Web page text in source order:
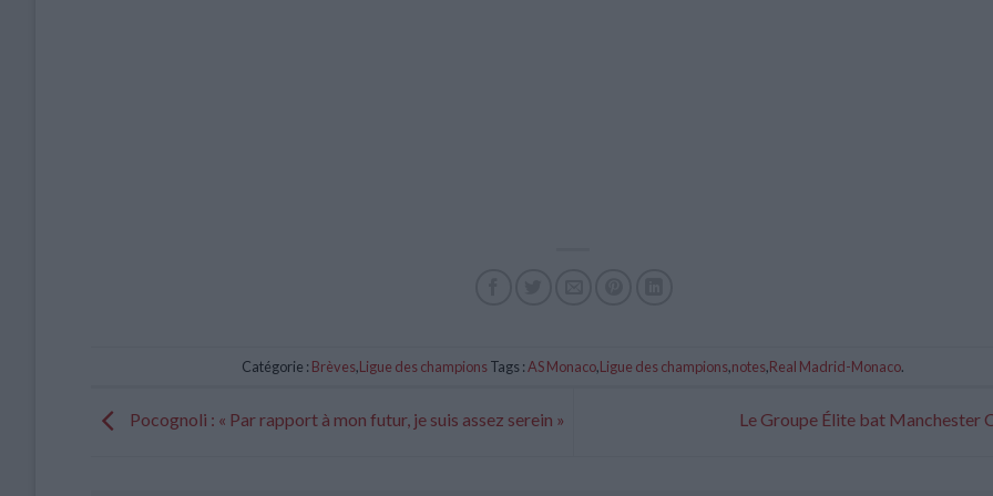
Catégorie : Brèves,Ligue des championsTags :AS Monaco,Ligue des champions,notes,Real Madrid-Monaco.
Pocognoli : « Par rapport à mon futur, je suis assez serein » Le Groupe Élite bat Manchester